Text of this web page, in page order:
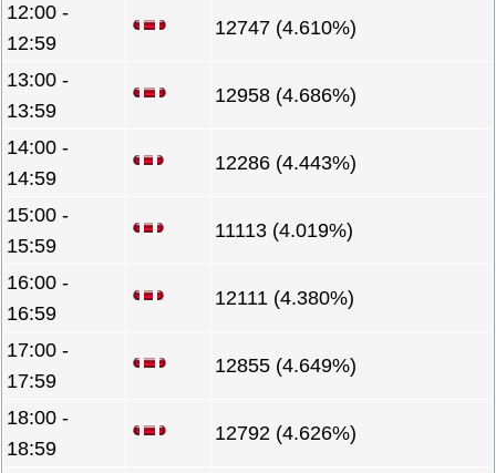
12:00 -
12:59
12747 (4.610%)
13:00 -
13:59
12958 (4.686%)
14:00 -
14:59
12286 (4.443%)
15:00 -
15:59
11113 (4.019%)
16:00 -
16:59
12111 (4.380%)
17:00 -
17:59
12855 (4.649%)
18:00 -
18:59
12792 (4.626%)